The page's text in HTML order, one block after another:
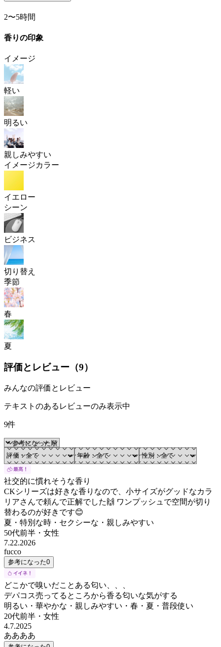
2〜5時間
香りの印象
イメージ
軽い
明るい
親しみやすい
イメージカラー
イエロー
シーン
ビジネス
切り替え
季節
春
夏
評価とレビュー（9）
みんなの評価とレビュー
テキストのあるレビューのみ表示中
9件
社交的に慣れそうな香り
CKシリーズは好きな香りなので、小サイズがグッドなカラ
リアさんで頼んで正解でした🙌 ワンプッシュで空間が切り
替わるのが好きです😊
夏・特別な時・セクシーな・親しみやすい
50代前半 ・ 女性
7.22.2026
fucco
参考になった0
どこかで嗅いだことある匂い、、、
デパコス売ってるところから香る匂いな気がする
明るい・華やかな・親しみやすい・春・夏・普段使い
20代前半 ・ 女性
4.7.2025
ああああ